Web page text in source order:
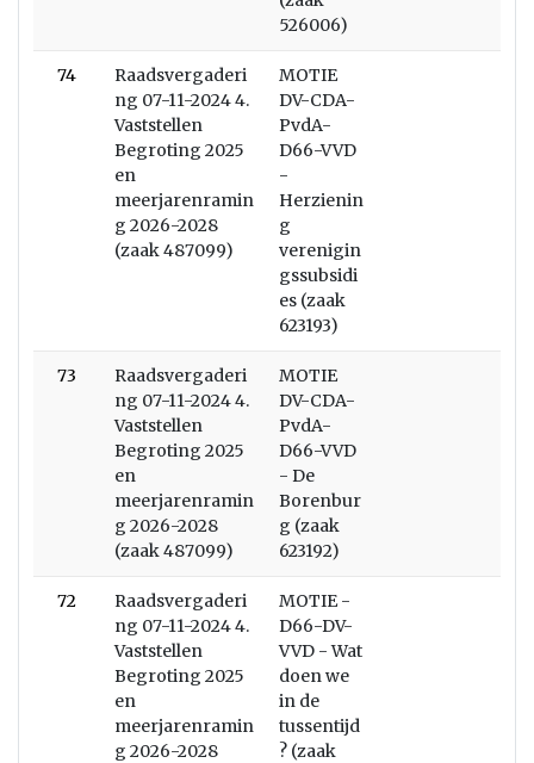
526006)
74
Raadsvergaderi
ng 07-11-2024 4.
Vaststellen
Begroting 2025
en
meerjarenramin
g 2026-2028
(zaak 487099)
MOTIE
DV-CDA-
PvdA-
D66-VVD
-
Herzienin
g
verenigin
gssubsidi
es (zaak
623193)
73
Raadsvergaderi
ng 07-11-2024 4.
Vaststellen
Begroting 2025
en
meerjarenramin
g 2026-2028
(zaak 487099)
MOTIE
DV-CDA-
PvdA-
D66-VVD
- De
Borenbur
g (zaak
623192)
72
Raadsvergaderi
ng 07-11-2024 4.
Vaststellen
Begroting 2025
en
meerjarenramin
g 2026-2028
MOTIE -
D66-DV-
VVD - Wat
doen we
in de
tussentijd
? (zaak